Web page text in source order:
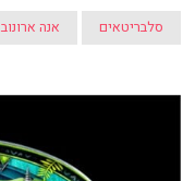
סלבריטאים אנה ארונוב